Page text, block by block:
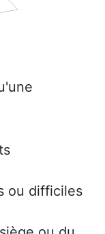
ou difficiles